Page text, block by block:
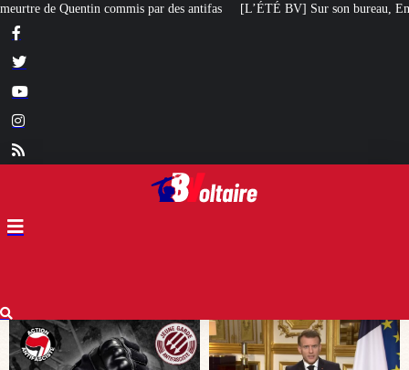
antifas [L’ÉTÉ BV] Sur son bureau, Emmanuel Macron a posé le